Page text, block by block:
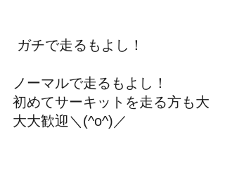
ガチで走るもよし！
ノーマルで走るもよし！
初めてサーキットを走る方も大
大大歓迎＼(^o^)／